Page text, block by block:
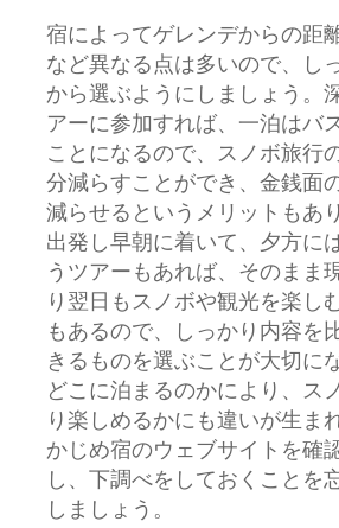
宿によってゲレンデからの距
など異なる点は多いので、し
から選ぶようにしましょう。
アーに参加すれば、一泊はバ
ことになるので、スノボ旅行
分減らすことができ、金銭面
減らせるというメリットもあ
出発し早朝に着いて、夕方に
うツアーもあれば、そのまま
り翌日もスノボや観光を楽し
もあるので、しっかり内容を
きるものを選ぶことが大切に
どこに泊まるのかにより、ス
り楽しめるかにも違いが生ま
かじめ宿のウェブサイトを確
し、下調べをしておくことを
しましょう。